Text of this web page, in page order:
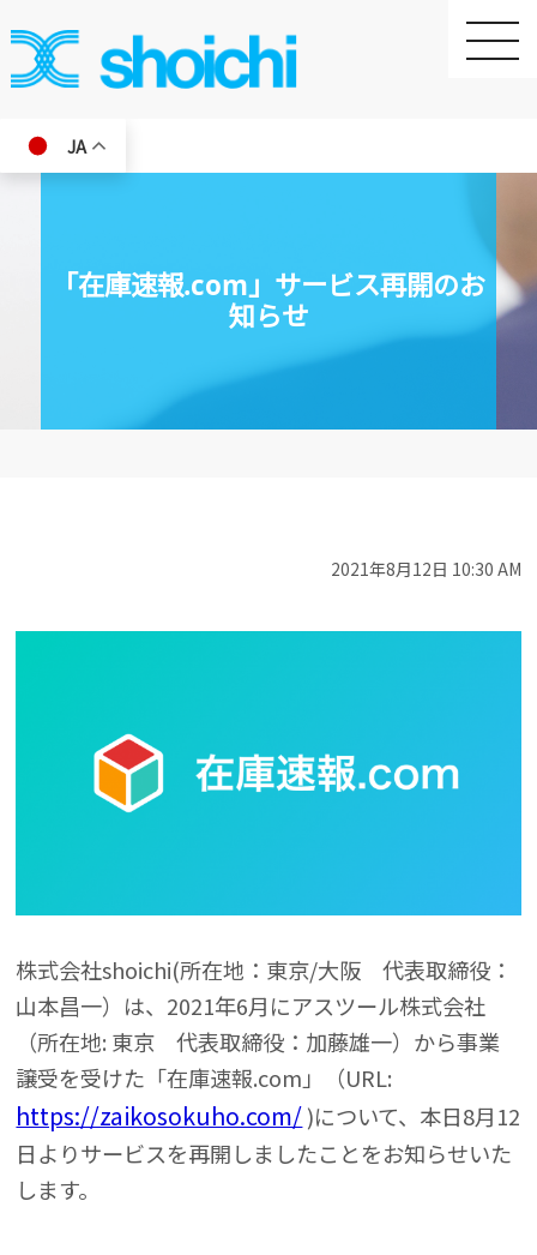
toggle
JA
「在庫速報.com」サービス再開のお
知らせ
2021年8月12日 10:30 AM
株式会社shoichi(所在地：東京/大阪 代表取締役：
山本昌一）は、2021年6月にアスツール株式会社
（所在地: 東京 代表取締役：加藤雄一）から事業
譲受を受けた「在庫速報.com」（URL:
https://zaikosokuho.com/)について、本日8月12
日よりサービスを再開しましたことをお知らせいた
します。